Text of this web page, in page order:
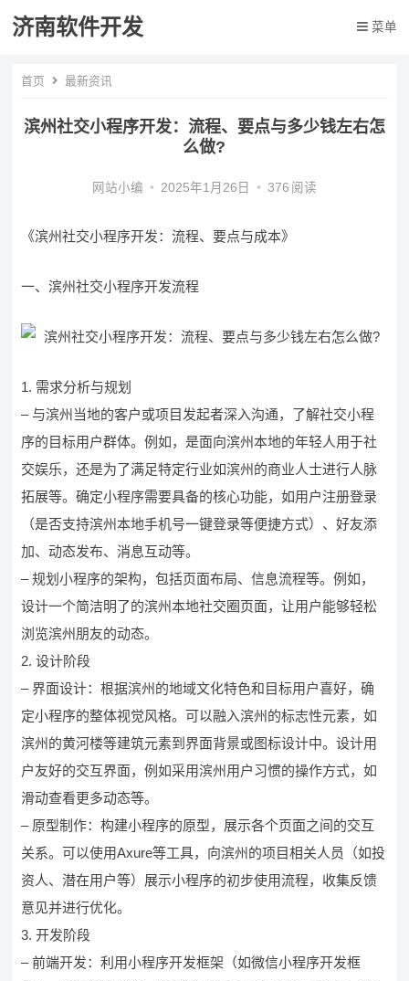
济南软件开发 菜单
首页 最新资讯
滨州社交小程序开发：流程、要点与多少钱左右怎
么做?
网站小编 • 2025年1月26日 • 376 阅读
《滨州社交小程序开发：流程、要点与成本》
一、滨州社交小程序开发流程
1. 需求分析与规划
– 与滨州当地的客户或项目发起者深入沟通，了解社交小程
序的目标用户群体。例如，是面向滨州本地的年轻人用于社
交娱乐，还是为了满足特定行业如滨州的商业人士进行人脉
拓展等。确定小程序需要具备的核心功能，如用户注册登录
（是否支持滨州本地手机号一键登录等便捷方式）、好友添
加、动态发布、消息互动等。
– 规划小程序的架构，包括页面布局、信息流程等。例如，
设计一个简洁明了的滨州本地社交圈页面，让用户能够轻松
浏览滨州朋友的动态。
2. 设计阶段
– 界面设计：根据滨州的地域文化特色和目标用户喜好，确
定小程序的整体视觉风格。可以融入滨州的标志性元素，如
滨州的黄河楼等建筑元素到界面背景或图标设计中。设计用
户友好的交互界面，例如采用滨州用户习惯的操作方式，如
滑动查看更多动态等。
– 原型制作：构建小程序的原型，展示各个页面之间的交互
关系。可以使用Axure等工具，向滨州的项目相关人员（如投
资人、潜在用户等）展示小程序的初步使用流程，收集反馈
意见并进行优化。
3. 开发阶段
– 前端开发：利用小程序开发框架（如微信小程序开发框